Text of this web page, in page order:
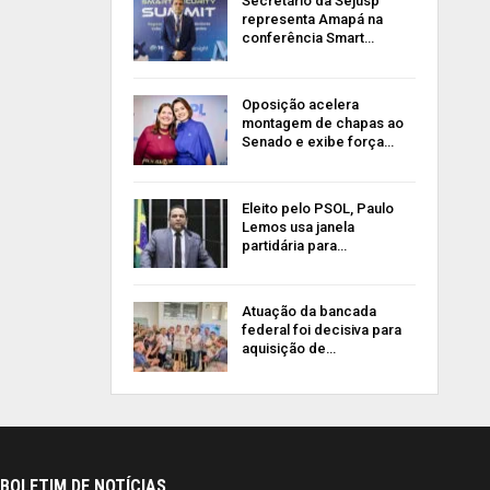
representa Amapá na
conferência Smart…
Oposição acelera
montagem de chapas ao
Senado e exibe força…
Eleito pelo PSOL, Paulo
Lemos usa janela
partidária para…
Atuação da bancada
federal foi decisiva para
aquisição de…